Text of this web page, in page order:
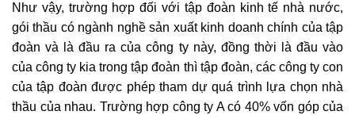
Như vậy, trường hợp đối với tập đoàn kinh tế nhà nước,
gói thầu có ngành nghề sản xuất kinh doanh chính của tập
đoàn và là đầu ra của công ty này, đồng thời là đầu vào
của công ty kia trong tập đoàn thì tập đoàn, các công ty con
của tập đoàn được phép tham dự quá trình lựa chọn nhà
thầu của nhau. Trường hợp công ty A có 40% vốn góp của